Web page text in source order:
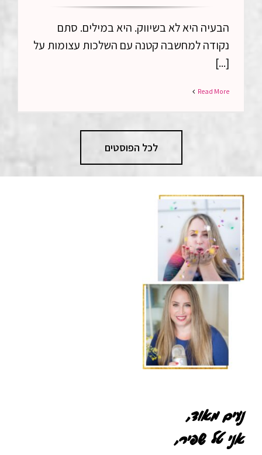
ספטמבר 17th, 2025
הבעיה היא לא בשיווק. היא במילים. סתם
נקודה למחשבה קטנה עם השלכות עצומות על
Read More